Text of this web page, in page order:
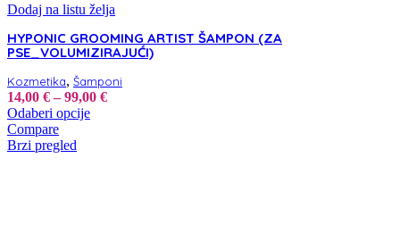
Dodaj na listu želja
HYPONIC GROOMING ARTIST ŠAMPON (ZA
PSE_VOLUMIZIRAJUĆI)
Kozmetika, Šamponi
14,00 € – 99,00 €Raspon
Odaberi opcijeOvaj
Compare
Brzi pregled